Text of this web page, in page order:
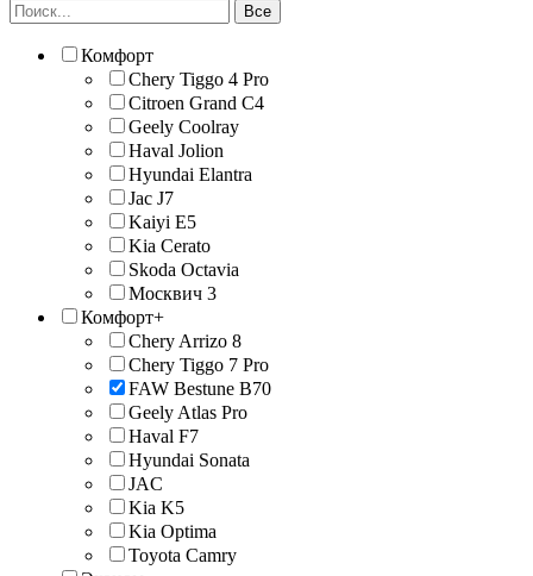
Все
Комфорт
Chery Tiggo 4 Pro
Citroen Grand C4
Geely Coolray
Haval Jolion
Hyundai Elantra
Jac J7
Kaiyi E5
Kia Cerato
Skoda Octavia
Москвич 3
Комфорт+
Chery Arrizo 8
Chery Tiggo 7 Pro
FAW Bestune B70
Geely Atlas Pro
Haval F7
Hyundai Sonata
JAС
Kia K5
Kia Optima
Toyota Camry